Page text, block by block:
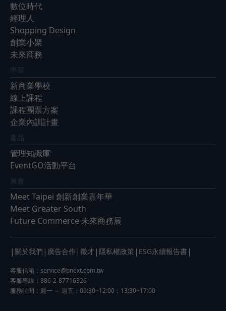
數位時代
經理人
Shopping Design
創業小聚
未來商務
學習
新商業學校
線上課程
課程團票方案
企業內訓計畫
產品
管理知識庫
EventGO活動平台
展會
Meet Taipei 創新創業嘉年華
Meet Greater South
Future Commerce 未來商務展
| 關於我們 | 廣告合作 | 徵才 | 隱私權政策 | ESG永續報告書 |
客服信箱： service@bnext.com.tw
客服專線：886-2-87716326
服務時間：週一 ～ 週五：09:30~12:00；13:30~17:00